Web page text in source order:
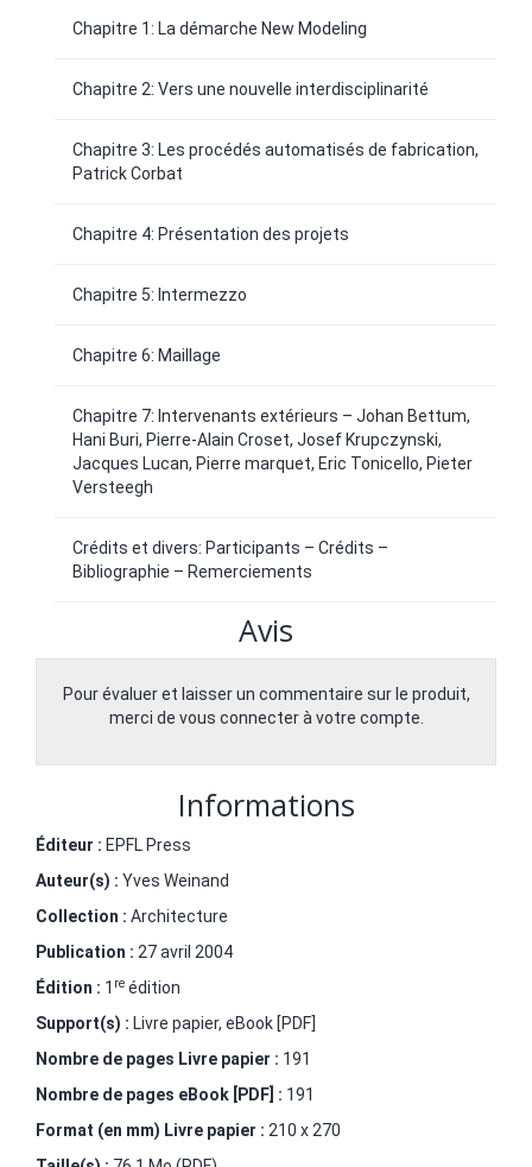
Chapitre 1: La démarche New Modeling
Chapitre 2: Vers une nouvelle interdisciplinarité
Chapitre 3: Les procédés automatisés de fabrication,
Patrick Corbat
Chapitre 4: Présentation des projets
Chapitre 5: Intermezzo
Chapitre 6: Maillage
Chapitre 7: Intervenants extérieurs – Johan Bettum,
Hani Buri, Pierre-Alain Croset, Josef Krupczynski,
Jacques Lucan, Pierre marquet, Eric Tonicello, Pieter
Versteegh
Crédits et divers: Participants – Crédits –
Bibliographie – Remerciements
Avis
Pour évaluer et laisser un commentaire sur le produit,
merci de vous connecter à votre compte.
Informations
Éditeur : EPFL Press
Auteur(s) : Yves Weinand
Collection : Architecture
Publication : 27 avril 2004
Édition : 1 re édition
Support(s) : Livre papier, eBook [PDF]
Nombre de pages Livre papier : 191
Nombre de pages eBook [PDF] : 191
Format (en mm) Livre papier : 210 x 270